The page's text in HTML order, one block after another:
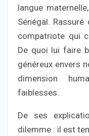
langue
Sénégal.
compatriote qui
De quoi lui faire
généreux envers
dimension
faiblesses.
De ses
dilemme : il est